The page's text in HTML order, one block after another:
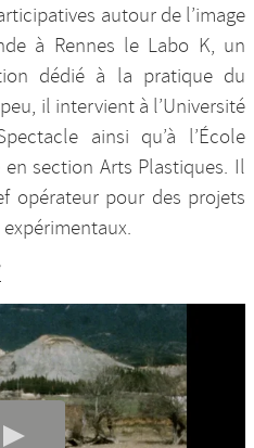
autour de l’image
à Rennes le Labo K, un
dédié à la pratique du
il intervient à l’Université
ainsi qu’à l’École
section Arts Plastiques. Il
opérateur pour des projets